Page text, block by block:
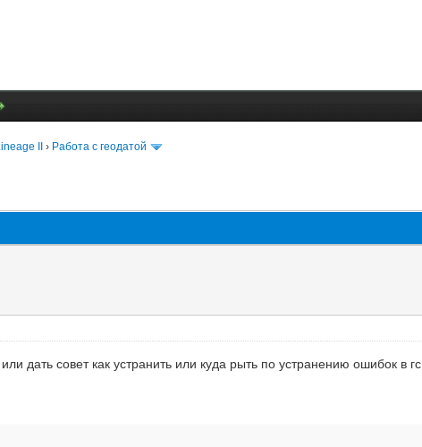
II › Работа с геодатой
дать совет как устранить или куда рыть по устранению ошибок в